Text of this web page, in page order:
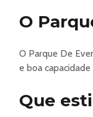
O
O Parque De
e boa
Que